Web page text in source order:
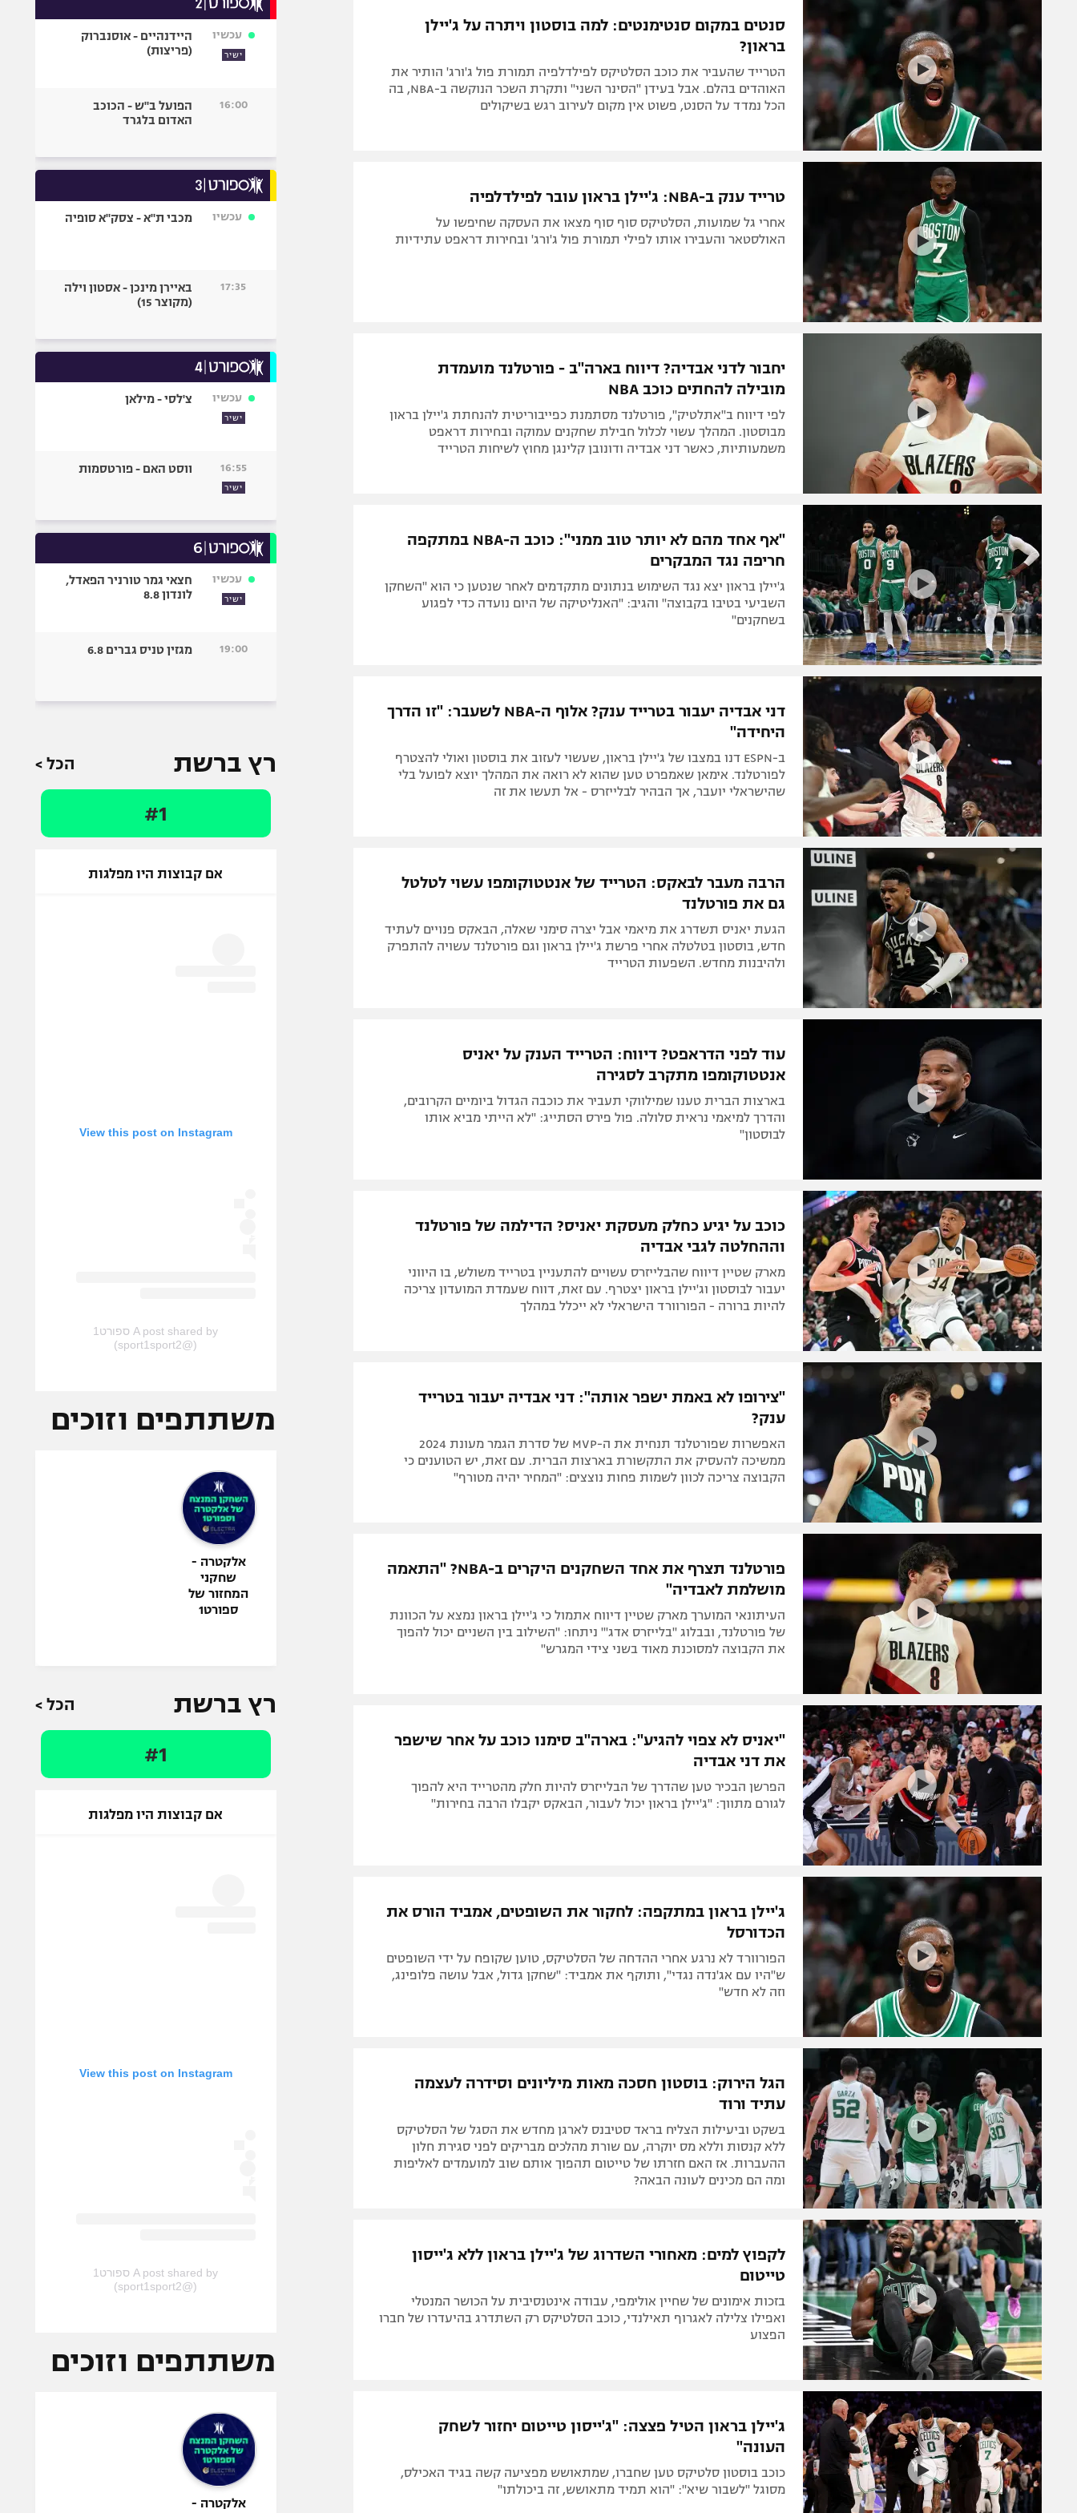
תקנון משתתפים וזוכים בפרסים
תקנון עבור פעילות אלקטרה
תקנון עבור פעילות ספורט 1 – "מרלן"
טניס
גיימינג E-Sports
תנאי שימוש
מדיניות פרטיות
תקנון פעילות ספורט 1
רשיון להקרנה פומבית לבית עסק
הצטרפות לחבילת הערוצים
לוח דרושים – ג'ובנט
תגיות
המגזין
הפועל חיפה
מכבי נתניה
בני יהודה
ליגות נוספות
ספורט מוטורי
בייסבול MLB
גיימינג E-Sports
סנטים במקום סנטימנטים: למה בוסטון ויתרה על ג'יילן
בראון?
הטרייד שהעביר את כוכב הסלטיקס לפילדלפיה תמורת פול ג'ורג' הותיר את
האוהדים בהלם. אבל בעידן "הסינר השני" ותקרת השכר הנוקשה ב-NBA, בה
הכל נמדד על הסנט, פשוט אין מקום לעירוב רגש בשיקולים
טרייד ענק ב-NBA: ג'יילן בראון עובר לפילדלפיה
אחרי גל שמועות, הסלטיקס סוף סוף מצאו את העסקה שחיפשו על
האולסטאר והעבירו אותו לפילי תמורת פול ג'ורג' ובחירות דראפט עתידיות
יחבור לדני אבדיה? דיווח בארה"ב - פורטלנד מועמדת
מובילה להחתים כוכב NBA
לפי דיווח ב"אתלטיק", פורטלנד מסתמנת כפייבוריטית להנחתת ג'יילן בראון
מבוסטון. המהלך עשוי לכלול חבילת שחקנים עמוקה ובחירות דראפט
משמעותיות, כאשר דני אבדיה ודונובן קלינגן מחוץ לשיחות הטרייד
"אף אחד מהם לא יותר טוב ממני": כוכב ה-NBA במתקפה
חריפה נגד המבקרים
ג'יילן בראון יצא נגד השימוש בנתונים מתקדמים לאחר שנטען כי הוא "השחקן
השביעי בטיבו בקבוצה" והגיב: "האנליטיקה של היום נועדה כדי לפגוע
בשחקנים"
דני אבדיה יעבור בטרייד ענק? אלוף ה-NBA לשעבר: "זו הדרך
היחידה"
ב-ESPN דנו במצבו של ג'יילן בראון, שעשוי לעזוב את בוסטון ואולי להצטרף
לפורטלנד. אימאן שאמפרט טען שהוא לא רואה את המהלך יוצא לפועל בלי
שהישראלי יועבר, אך הבהיר לבלייזרס - אל תעשו את זה
הרבה מעבר לבאקס: הטרייד של אנטטוקומפו עשוי לטלטל
גם את פורטלנד
הגעת יאניס תשדרג את מיאמי אבל יצרה סימני שאלה, הבאקס פנויים לעתיד
חדש, בוסטון בטלטלה אחרי פרשת ג'יילן בראון וגם פורטלנד עשויה להתפרק
ולהיבנות מחדש. השפעות הטרייד
עוד לפני הדראפט? דיווח: הטרייד הענק על יאניס
אנטטוקומפו מתקרב לסגירה
בארצות הברית טענו שמילווקי תעביר את כוכבה הגדול ביומיים הקרובים,
והדרך למיאמי נראית סלולה. פול פירס הסתייג: "לא הייתי מביא אותו
לבוסטון"
כוכב על יגיע כחלק מעסקת יאניס? הדילמה של פורטלנד
וההחלטה לגבי אבדיה
מארק שטיין דיווח שהבלייזרס עשויים להתעניין בטרייד משולש, בו היווני
יעבור לבוסטון וג'יילן בראון יצטרף. עם זאת, דווח שעמדת המועדון צריכה
להיות ברורה - הפורוורד הישראלי לא ייכלל במהלך
"צירופו לא באמת ישפר אותה": דני אבדיה יעבור בטרייד
ענק?
האפשרות שפורטלנד תנחית את ה-MVP של סדרת הגמר מעונת 2024
ממשיכה להעסיק את התקשורת בארצות הברית. עם זאת, יש הטוענים כי
הקבוצה צריכה לכוון לשמות פחות נוצצים: "המחיר יהיה מטורף"
פורטלנד תצרף את אחד השחקנים היקרים ב-NBA? "התאמה
מושלמת לאבדיה"
העיתונאי המוערך מארק שטיין דיווח אתמול כי ג'יילן בראון נמצא על הכוונת
של פורטלנד, ובבלוג "בלייזרס אדג'" ניתחו: "השילוב בין השניים יכול להפוך
את הקבוצה למסוכנת מאוד בשני צידי המגרש"
"יאניס לא צפוי להגיע": בארה"ב סימנו כוכב על אחר שישפר
את דני אבדיה
הפרשן הבכיר טען שהדרך של הבלייזרס להיות חלק מהטרייד היא להפוך
לגורם מתווך: "ג'יילן בראון יכול לעבור, הבאקס יקבלו הרבה בחירות"
ג'יילן בראון במתקפה: לחקור את השופטים, אמביד הורס את
הכדורסל
הפורוורד לא נרגע אחרי ההדחה של הסלטיקס, טוען שקופח על ידי השופטים
ש"היו עם אג'נדה נגדי", ותוקף את אמביד: "שחקן גדול, אבל עושה פלופינג,
וזה לא חדש"
הגל הירוק: בוסטון חסכה מאות מיליונים וסידרה לעצמה
עתיד ורוד
בשקט וביעילות הצליח בראד סטיבנס לארגן מחדש את הסגל של הסלטיקס
ללא קנסות וללא מס יוקרה, עם שורת מהלכים מבריקים לפני סגירת חלון
ההעברות. אז האם חזרתו של טייטום תהפוך אותם שוב למועמדים לאליפות
ומה הם מכינים לעונה הבאה?
לקפוץ למים: מאחורי השדרוג של ג'יילן בראון ללא ג'ייסון
טייטום
בזכות אימונים של שחיין אולימפי, עבודה אינטנסיבית על הכושר המנטלי
ואפילו צלילה לאגרוף תאילנדי, כוכב הסלטיקס רק השתדרג בהיעדרו של חברו
הפצוע
ג'יילן בראון הטיל פצצה: "ג'ייסון טייטום יחזור לשחק
העונה"
כוכב בוסטון סלטיקס טען שחברו, שמתאושש מפציעה קשה בגיד האכילס,
מסוגל "לשבור שיא": "הוא תמיד מתאושש, זה ביכולתו"
עכשיו
ישיר
היידנהיים - אוסנברוק
(פריצות)
16:00
הפועל ב"ש - הכוכב
האדום בלגרד
עכשיו מכבי ת"א - צסק"א סופיה
17:35
באיירן מינכן - אסטון וילה
(מקוצר 15)
עכשיו
ישיר
צ'לסי - מילאן
16:55
ישיר
ווסט האם - פורטסמות
עכשיו
ישיר
חצאי גמר טורניר הפאדל,
לונדון 8.8
19:00 מגזין טניס גברים 6.8
רץ ברשת הכל >
#1
אם קבוצות היו מפלגות
View this post on Instagram
A post shared by ספורט1
(@sport1sport2)
משתתפים וזוכים
אלקטרה -
שחקני
המחזור של
ספורט1
רץ ברשת הכל >
#1
אם קבוצות היו מפלגות
View this post on Instagram
A post shared by ספורט1
(@sport1sport2)
משתתפים וזוכים
אלקטרה -